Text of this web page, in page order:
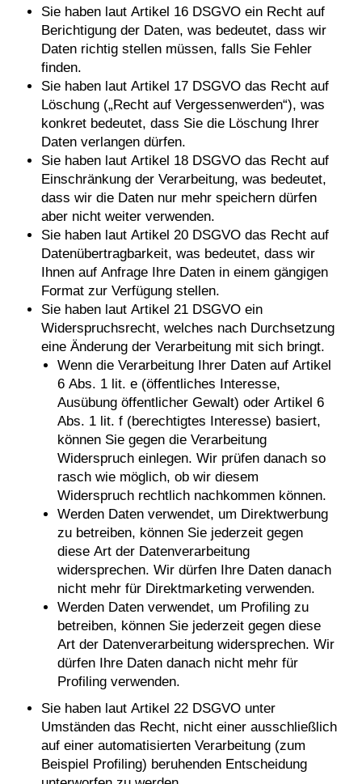
Sie haben laut Artikel 16 DSGVO ein Recht auf
Berichtigung der Daten, was bedeutet, dass wir
Daten richtig stellen müssen, falls Sie Fehler
finden.
Sie haben laut Artikel 17 DSGVO das Recht auf
Löschung („Recht auf Vergessenwerden“), was
konkret bedeutet, dass Sie die Löschung Ihrer
Daten verlangen dürfen.
Sie haben laut Artikel 18 DSGVO das Recht auf
Einschränkung der Verarbeitung, was bedeutet,
dass wir die Daten nur mehr speichern dürfen
aber nicht weiter verwenden.
Sie haben laut Artikel 20 DSGVO das Recht auf
Datenübertragbarkeit, was bedeutet, dass wir
Ihnen auf Anfrage Ihre Daten in einem gängigen
Format zur Verfügung stellen.
Sie haben laut Artikel 21 DSGVO ein
Widerspruchsrecht, welches nach Durchsetzung
eine Änderung der Verarbeitung mit sich bringt.
Wenn die Verarbeitung Ihrer Daten auf Artikel
6 Abs. 1 lit. e (öffentliches Interesse,
Ausübung öffentlicher Gewalt) oder Artikel 6
Abs. 1 lit. f (berechtigtes Interesse) basiert,
können Sie gegen die Verarbeitung
Widerspruch einlegen. Wir prüfen danach so
rasch wie möglich, ob wir diesem
Widerspruch rechtlich nachkommen können.
Werden Daten verwendet, um Direktwerbung
zu betreiben, können Sie jederzeit gegen
diese Art der Datenverarbeitung
widersprechen. Wir dürfen Ihre Daten danach
nicht mehr für Direktmarketing verwenden.
Werden Daten verwendet, um Profiling zu
betreiben, können Sie jederzeit gegen diese
Art der Datenverarbeitung widersprechen. Wir
dürfen Ihre Daten danach nicht mehr für
Profiling verwenden.
Sie haben laut Artikel 22 DSGVO unter
Umständen das Recht, nicht einer ausschließlich
auf einer automatisierten Verarbeitung (zum
Beispiel Profiling) beruhenden Entscheidung